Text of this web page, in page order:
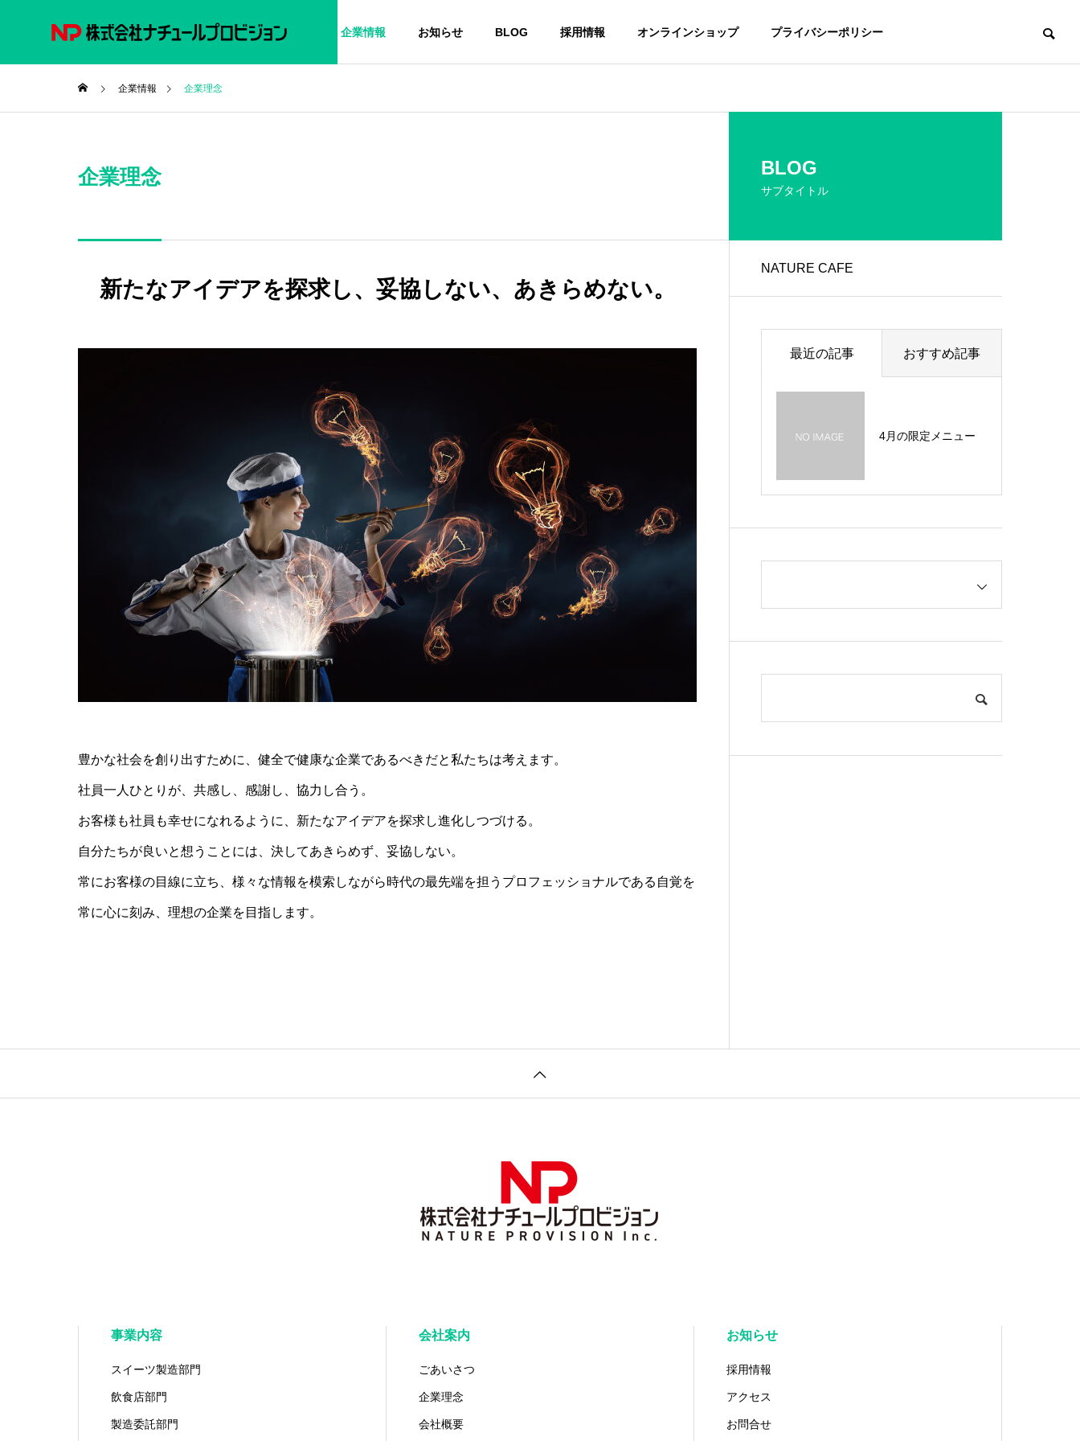
HOME 事業内容 企業情報 お知らせ BLOG 採用情報 オンラインショップ プライバシーポリシー
企業情報 企業理念
企業理念
新たなアイデアを探求し、妥協しない、あきらめない。
豊かな社会を創り出すために、健全で健康な企業であるべきだと私たちは考えます。
社員一人ひとりが、共感し、感謝し、協力し合う。
お客様も社員も幸せになれるように、新たなアイデアを探求し進化しつづける。
自分たちが良いと想うことには、決してあきらめず、妥協しない。
常にお客様の目線に立ち、様々な情報を模索しながら時代の最先端を担うプロフェッショナルである自覚を
常に心に刻み、理想の企業を目指します。
BLOG
サブタイトル
NATURE CAFE
最近の記事 おすすめ記事
4月の限定メニュー
事業内容
スイーツ製造部門
飲食店部門
製造委託部門
会社案内
ごあいさつ
企業理念
会社概要
お知らせ
採用情報
アクセス
お問合せ